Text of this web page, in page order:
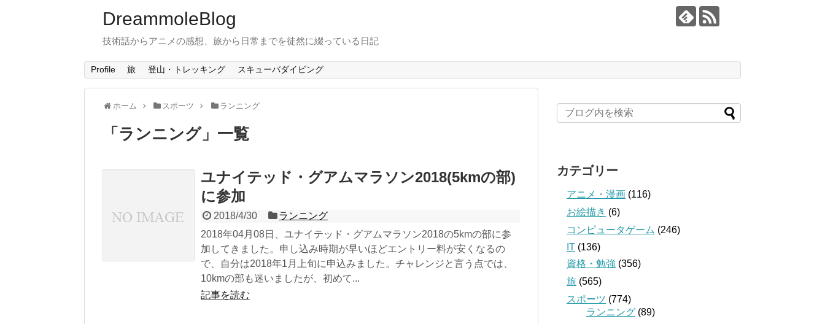
DreammoleBlog
技術話からアニメの感想、旅から日常までを徒然に綴っている日記
Profile 旅 登山・トレッキング スキューバダイビング
ホーム スポーツ ランニング
「 ランニング」 一覧
ユナイテッド・グアムマラソン2018(5kmの部)
に参加
2018/4/30
ランニング
2018年04月08日、ユナイテッド・グアムマラソン2018の5kmの部に参
加してきました。申し込み時期が早いほどエントリー料が安くなるの
で、自分は2018年1月上旬に申込みました。チャレンジと言う点では、
10kmの部も迷いましたが、初めて...
記事を読む
カテゴリー
アニメ・漫画 (116)
お絵描き (6)
コンピュータゲーム (246)
IT (136)
資格・勉強 (356)
旅 (565)
スポーツ (774)
ランニング (89)